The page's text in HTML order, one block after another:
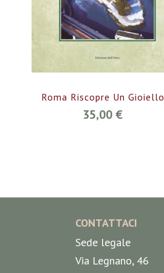
Roma Riscopre Un Gioiello
35,00 €
CONTATTACI
Sede legale
Via Legnano, 46